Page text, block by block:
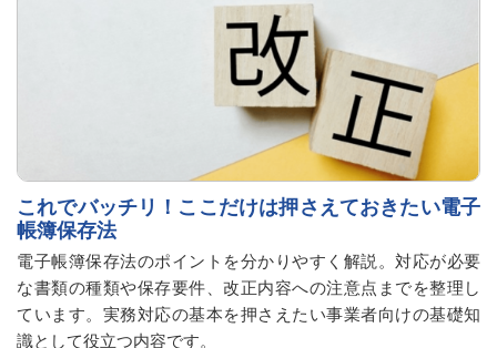
これでバッチリ！ここだけは押さえておきたい電子
帳簿保存法
電子帳簿保存法のポイントを分かりやすく解説。対応が必要
な書類の種類や保存要件、改正内容への注意点までを整理し
ています。実務対応の基本を押さえたい事業者向けの基礎知
識として役立つ内容です。